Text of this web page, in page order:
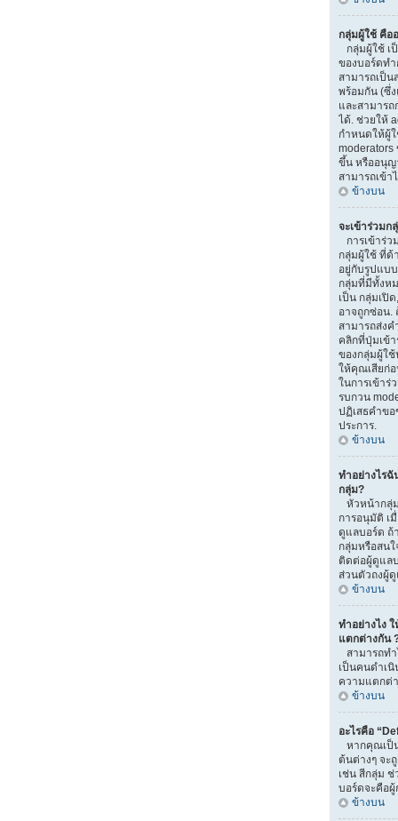
กลุ่มผู้ใช้ คือ
กลุ่มผู้ใช้ เ
ของบอร์ดท
สามารถเป็
พร้อมกัน (ซึ่
และสามาร
ได้. ช่วยให้
กำหนดให้ผู้
moderators
ขึ้น หรืออนุญ
สามารถเข้า
ข้างบน
จะเข้าร่วมก
การเข้าร่ว
กลุ่มผู้ใช้ ที่ด้
อยู่กับรูปแบ
กลุ่มที่มีทั้งห
เป็น กลุ่มเปิ
อาจถูกซ่อน.
สามารถส่งค
คลิกที่ปุ่มเข้
ของกลุ่มผู้ใ
ให้คุณเสียก่อ
ในการเข้าร่
รบกวน
ปฏิเสธคำข
ประการ.
ข้างบน
ทำอย่างไรฉั
กลุ่ม?
หัวหน้ากลุ่
การอนุมัติ เ
ดูแลบอร์ด ถ้
กลุ่มหรือสน
ติดต่อผู้ดูแล
ส่วนตัวถงผู้
ข้างบน
ทำอย่างไง
แตกต่างกัน
สามารถท
เป็นคนดำเนิ
ความแตกต่
ข้างบน
อะไรคือ
หากคุณเป็
ต้นต่างๆ จะ
เช่น สีกลุ่ม
บอร์ดจะคือ
ข้างบน